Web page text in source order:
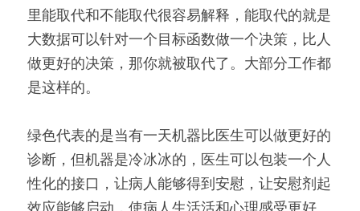
里能取代和不能取代很容易解释，能取代的就是
大数据可以针对一个目标函数做一个决策，比人
做更好的决策，那你就被取代了。大部分工作都
是这样的。
绿色代表的是当有一天机器比医生可以做更好的
诊断，但机器是冷冰冰的，医生可以包装一个人
性化的接口，让病人能够得到安慰，让安慰剂起
效应能够启动，使病人生活活和心理感受更好。